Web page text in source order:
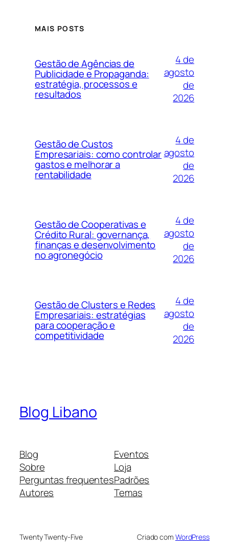
MAIS POSTS
Gestão de Agências de
Publicidade e Propaganda:
estratégia, processos e
resultados
4 de
agosto
de
2026
Gestão de Custos
Empresariais: como controlar
gastos e melhorar a
rentabilidade
4 de
agosto
de
2026
Gestão de Cooperativas e
Crédito Rural: governança,
finanças e desenvolvimento
no agronegócio
4 de
agosto
de
2026
Gestão de Clusters e Redes
Empresariais: estratégias
para cooperação e
competitividade
4 de
agosto
de
2026
Blog Libano
Blog
Sobre
Perguntas frequentes
Autores
Eventos
Loja
Padrões
Temas
Twenty Twenty-Five Criado com WordPress